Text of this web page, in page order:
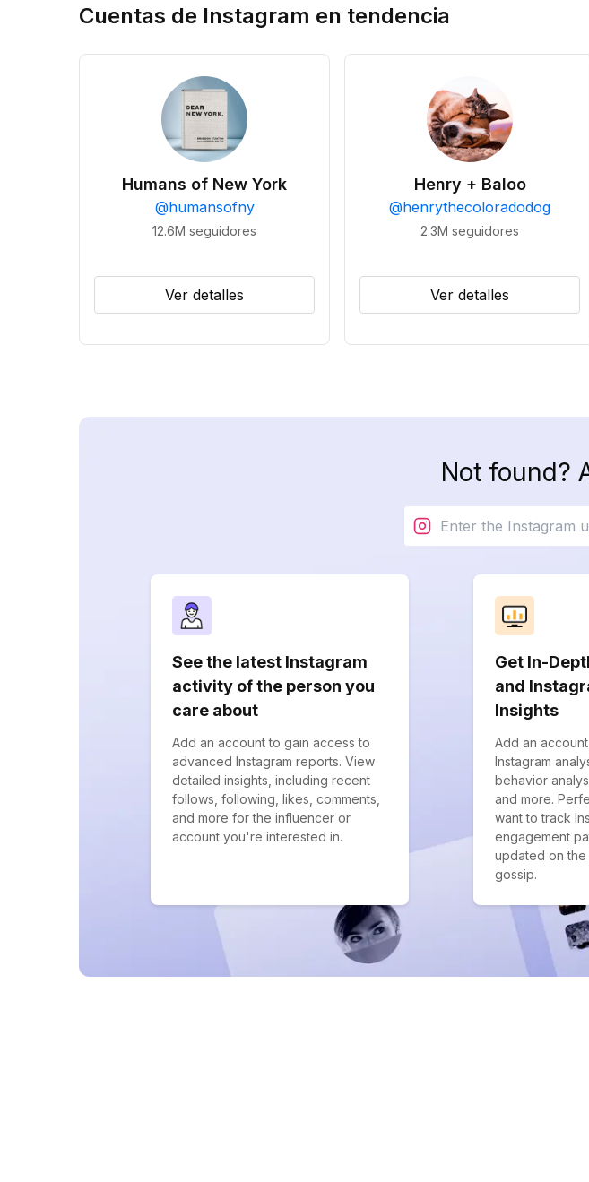
Cuentas de Instagram en tendencia
Humans of New York
@humansofny
12.6M seguidores
Ver detalles
Henry + Baloo
@henrythecoloradodog
2.3M seguidores
Ver detalles
Not found?
See the latest Instagram
activity of the person you
care about
Add an account to gain access to
advanced Instagram reports. View
detailed insights, including recent
follows, following, likes, comments,
and more for the influencer or
account you're interested in.
Get In-
and
Insights
Add an
Instagram
behavior
and more.
want to track
engagement
updated on
gossip.